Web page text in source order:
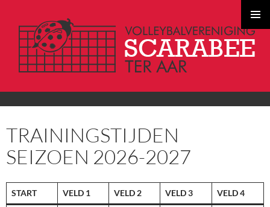
MENU
NAAR
INHOUD
TRAININGSTIJDEN
SEIZOEN 2026-2027
START VELD 1 VELD 2 VELD 3 VELD 4